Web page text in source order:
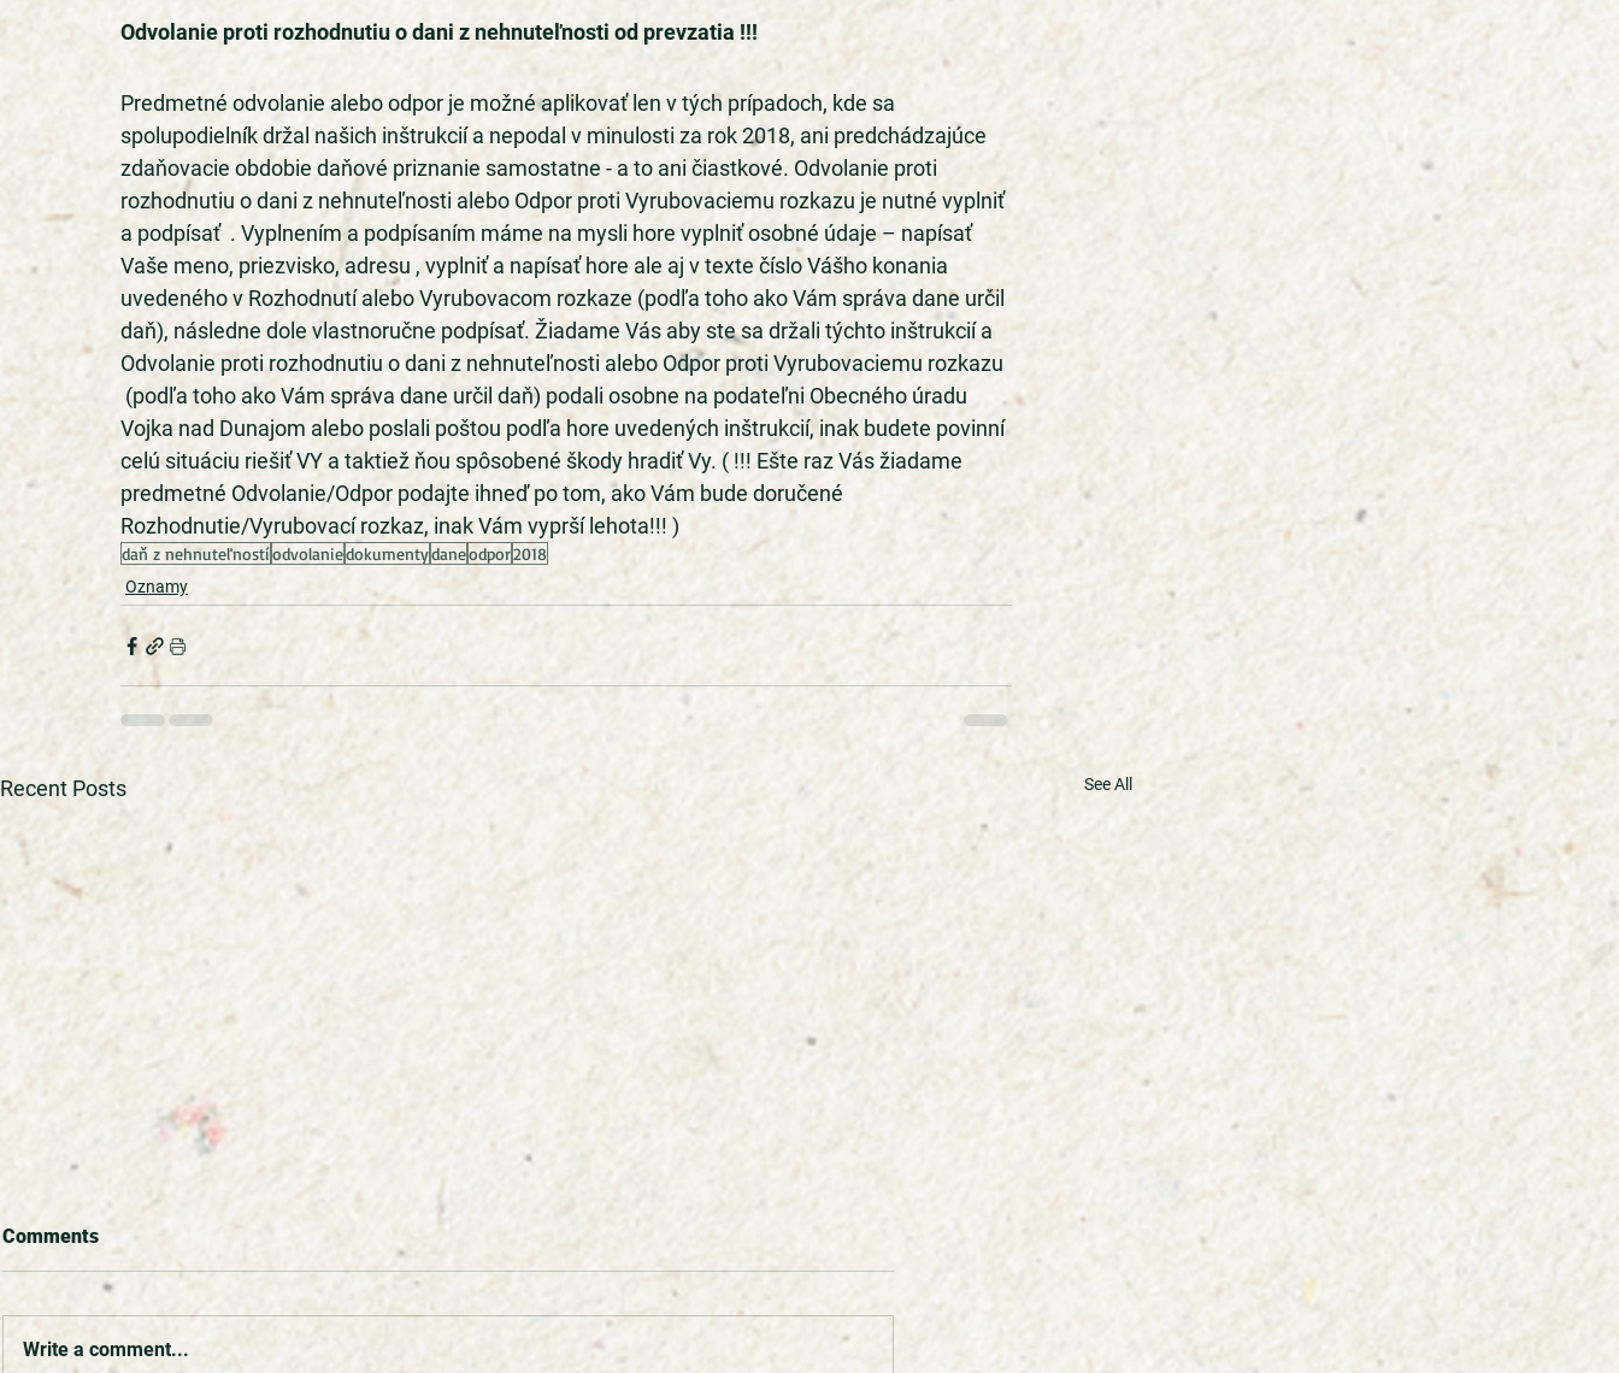
Odvolanie proti rozhodnutiu o dani z nehnuteľnosti od prevzatia !!!
Predmetné odvolanie alebo odpor je možné aplikovať len v tých prípadoch, kde sa
spolupodielník držal našich inštrukcií a nepodal v minulosti za rok 2018, ani predchádzajúce
zdaňovacie obdobie daňové priznanie samostatne - a to ani čiastkové. Odvolanie proti
rozhodnutiu o dani z nehnuteľnosti alebo Odpor proti Vyrubovaciemu rozkazu je nutné vyplniť
a podpísať  . Vyplnením a podpísaním máme na mysli hore vyplniť osobné údaje – napísať
Vaše meno, priezvisko, adresu , vyplniť a napísať hore ale aj v texte číslo Vášho konania
uvedeného v Rozhodnutí alebo Vyrubovacom rozkaze (podľa toho ako Vám správa dane určil
daň), následne dole vlastnoručne podpísať. Žiadame Vás aby ste sa držali týchto inštrukcií a
Odvolanie proti rozhodnutiu o dani z nehnuteľnosti alebo Odpor proti Vyrubovaciemu rozkazu
(podľa toho ako Vám správa dane určil daň) podali osobne na podateľni Obecného úradu
Vojka nad Dunajom alebo poslali poštou podľa hore uvedených inštrukcií, inak budete povinní
celú situáciu riešiť VY a taktiež ňou spôsobené škody hradiť Vy. ( !!! Ešte raz Vás žiadame
predmetné Odvolanie/Odpor podajte ihneď po tom, ako Vám bude doručené
Rozhodnutie/Vyrubovací rozkaz, inak Vám vyprší lehota!!! )
daň z nehnuteľnostíodvolaniedokumentydaneodpor2018
Oznamy
Recent Posts See All
Comments
Write a comment...